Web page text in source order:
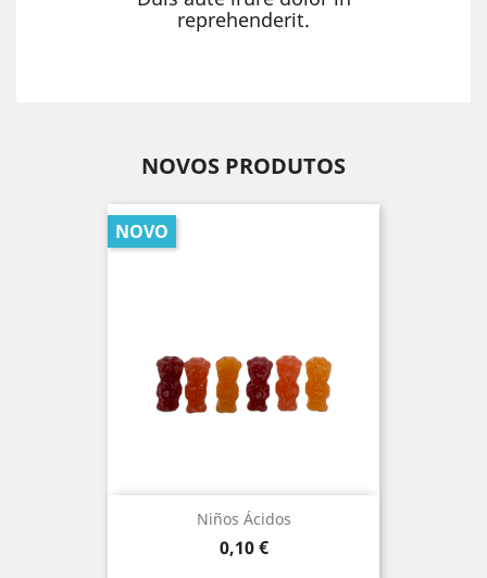
reprehenderit.
NOVOS PRODUTOS
Niños Ácidos
Prezo
0,10 €
NOVO